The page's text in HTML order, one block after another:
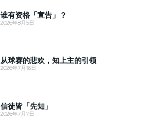
谁有资格「宣告」？
2026年8月5日
从球赛的悲欢，知上主的引领
2026年7月16日
信徒皆「先知」
2026年7月7日